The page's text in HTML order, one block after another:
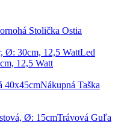
Stolička Ostia
Led
12,5 Watt
Nákupná Taška
Trávová Guľa